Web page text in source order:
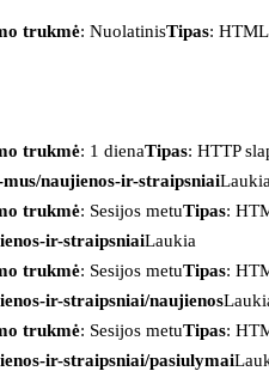
trukmė: NuolatinisTipas:
trukmė: 1 dienaTipas: HTTP
mus/naujienos-ir-straipsniaiLaukia
trukmė: Sesijos metuTipas:
ir-straipsniaiLaukia
trukmė: Sesijos metuTipas:
ir-straipsniai/naujienos
trukmė: Sesijos metuTipas:
ir-straipsniai/pasiulymai